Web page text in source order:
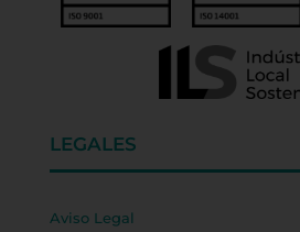
LEGALES
Aviso Legal